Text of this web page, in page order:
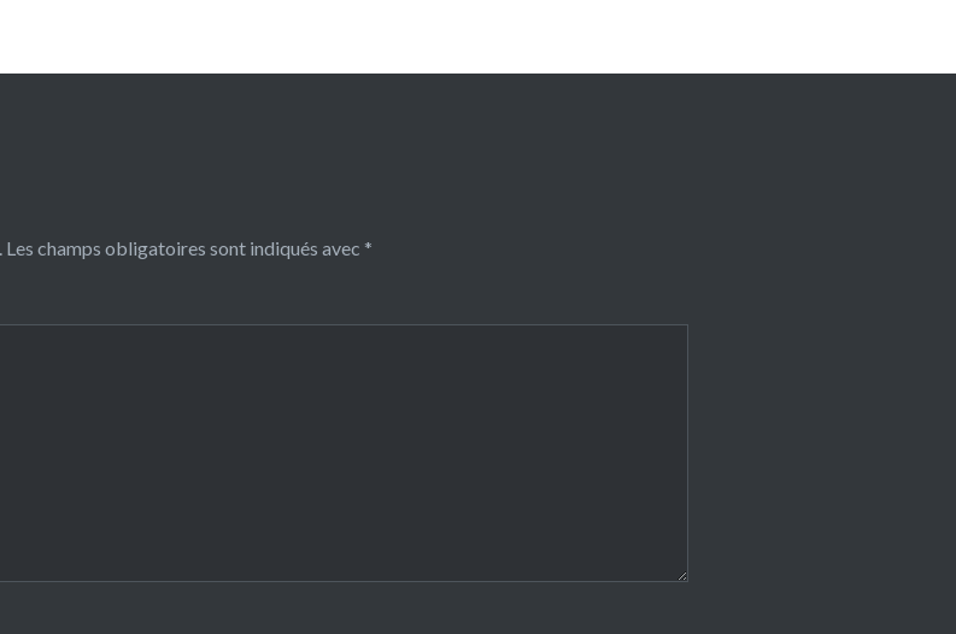
Les champs obligatoires sont indiqués avec *